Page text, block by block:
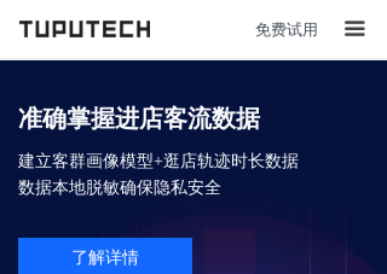
免费试用 끀
准确掌握进店客流数据
建立客群画像模型+逛店轨迹时长数据
数据本地脱敏确保隐私安全
了解详情